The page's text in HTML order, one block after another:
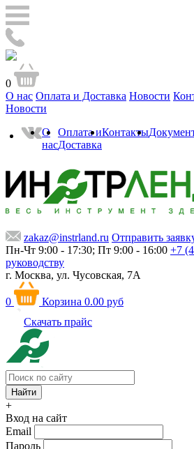
0
О нас Оплата и Доставка Новости
Новости
О
нас
Оплата и
Доставка
Контакты
zakaz@instrland.ru Отправить
Пн-Чт 9:00 - 17:30; Пт 9:00 - 16:00 +7
руководству
г. Москва, ул. Чусовская, 7А
0 Корзина 0.00 руб
Скачать прайс
+
Вход на сайт
Email
Пароль